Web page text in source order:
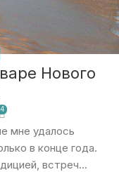
Нового
4
мне удалось
в конце года.
встреч...